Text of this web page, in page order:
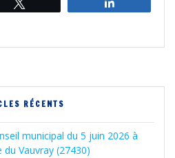
RÉCENTS
municipal du 5 juin 2026 à
du Vauvray (27430)